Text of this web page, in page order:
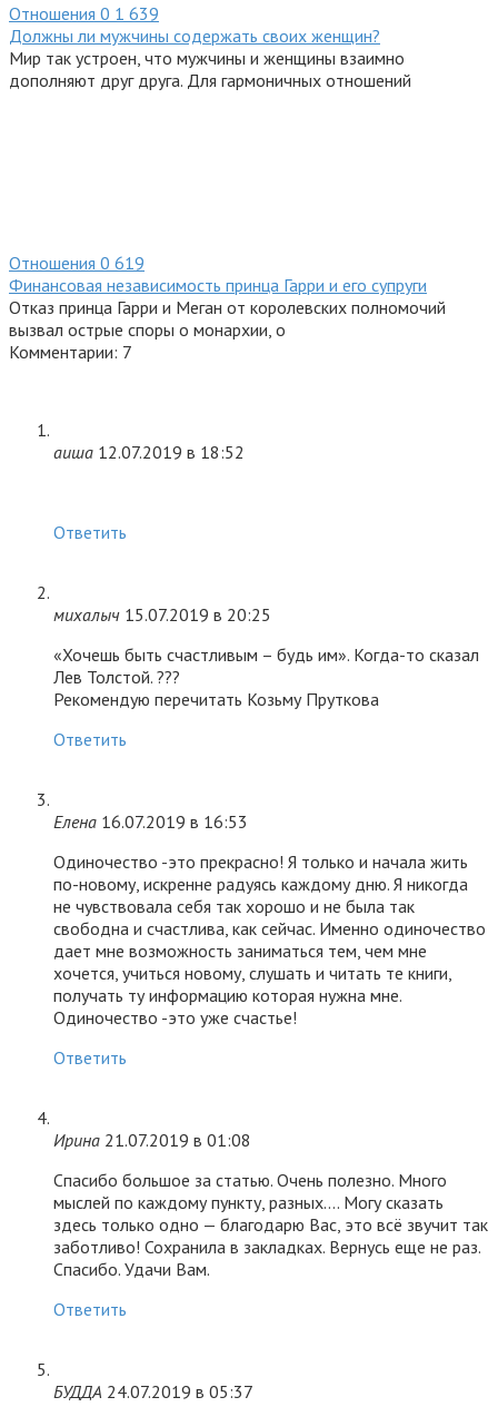
Отношения 0 1 639
Должны ли мужчины содержать своих женщин?
Мир так устроен, что мужчины и женщины взаимно
дополняют друг друга. Для гармоничных отношений
Отношения 0 619
Финансовая независимость принца Гарри и его супруги
Отказ принца Гарри и Меган от королевских полномочий
вызвал острые споры о монархии, о
Комментарии: 7
аиша 12.07.2019 в 18:52
Ответить
михалыч 15.07.2019 в 20:25
«Хочешь быть счастливым – будь им». Когда-то сказал
Лев Толстой. ???
Рекомендую перечитать Козьму Пруткова
Ответить
Елена 16.07.2019 в 16:53
Одиночество -это прекрасно! Я только и начала жить
по-новому, искренне радуясь каждому дню. Я никогда
не чувствовала себя так хорошо и не была так
свободна и счастлива, как сейчас. Именно одиночество
дает мне возможность заниматься тем, чем мне
хочется, учиться новому, слушать и читать те книги,
получать ту информацию которая нужна мне.
Одиночество -это уже счастье!
Ответить
Ирина 21.07.2019 в 01:08
Спасибо большое за статью. Очень полезно. Много
мыслей по каждому пункту, разных…. Могу сказать
здесь только одно — благодарю Вас, это всё звучит так
заботливо! Сохранила в закладках. Вернусь еще не раз.
Спасибо. Удачи Вам.
Ответить
БУДДА 24.07.2019 в 05:37